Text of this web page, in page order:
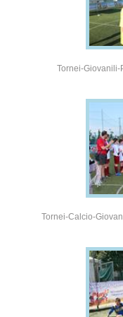
Tornei-
Tornei-Calcio-